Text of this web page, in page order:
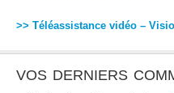
>> Téléassistance vidéo –
VOS DERNIERS